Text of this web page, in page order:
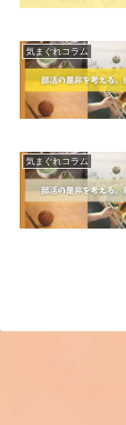
気まぐれコラム
気まぐれコラム